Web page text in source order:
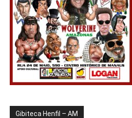
Gibiteca Henfil – AM